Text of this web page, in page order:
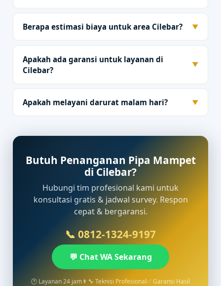
Berapa estimasi biaya untuk area Cilebar? ▼
Apakah ada garansi untuk layanan di
Cilebar?
▼
Apakah melayani darurat malam hari? ▼
Butuh Penanganan Pipa Mampet
di Cilebar?
Hubungi tim profesional kami untuk
konsultasi gratis & jadwal survey. Respon
cepat & bergaransi.
📞 0812-1324-9197
💬 Chat WA Sekarang
🕐 Layanan 24 jam👨‍🔧 Teknisi Profesional✅ Garansi Hasil